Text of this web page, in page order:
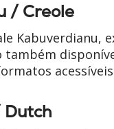
/ Creole
também